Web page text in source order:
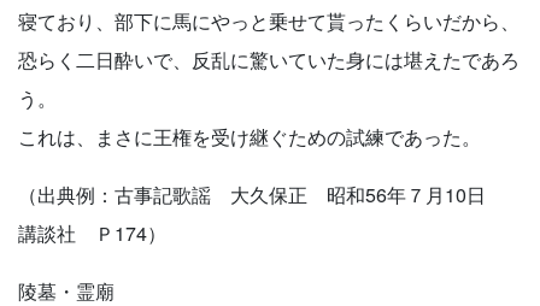
寝ており、部下に馬にやっと乗せて貰ったくらいだから、
恐らく二日酔いで、反乱に驚いていた身には堪えたであろ
う。
これは、まさに王権を受け継ぐための試練であった。
（出典例：古事記歌謡 大久保正 昭和56年７月10日
講談社 Ｐ174）
陵墓・霊廟